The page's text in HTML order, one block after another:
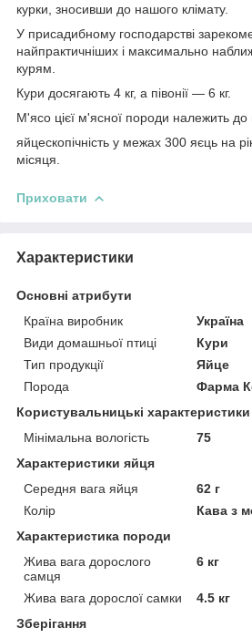
курки, зносивши до нашого клімату.
У присадибному господарстві
найпрактичніших і максимально
курям.
Кури досягають 4 кг, а півонії — 6 кг.
М'ясо цієї м'ясної породи належить до
яйцескопічність у межах 300 яєць на
місяця.
Приховати
Характеристики
Основні атрибути
Країна виробник
Україна
Види домашньої птиці
Кури
Тип продукції
Яйце
Порода
Фарма
Користувальницькі характеристики
Мінімальна вологість
75
Характеристики яйця
Середня вага яйця
62 г
Колір
Кава з
Характеристика породи
Жива вага дорослого
самця
6 кг
Жива вага дорослої самки
4.5 кг
Зберігання